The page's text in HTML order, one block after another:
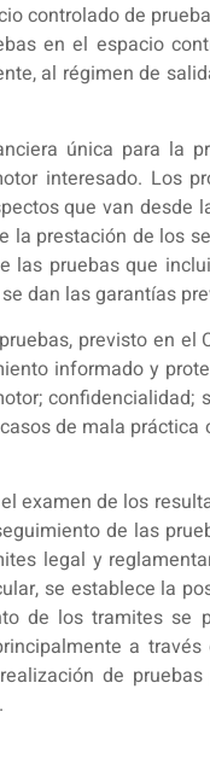
controlado de
en el espacio
al régimen de
única para la
interesado. Los
que van desde
prestación de los
las pruebas que
dan las garantías
previsto en el
informado y
confidencialidad;
de mala
examen de los
de las
legal y
se establece la
de los tramites se
a
de